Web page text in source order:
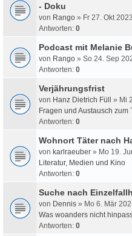
- Doku
von Rango » Fr 27. Okt
Antworten: 0
Podcast mit Melanie
von Rango » So 24. Sep
Antworten: 0
Verjährungsfrist
von Hanz Dietrich Füll » Mi
Fragen und Austausch
Antworten: 0
Wohnort Täter nach
von karlraeuber » Mo 19.
Literatur, Medien und Kino
Antworten: 0
Suche nach
von Dennis » Mo 6. Mär
Was woanders nicht
Antworten: 0